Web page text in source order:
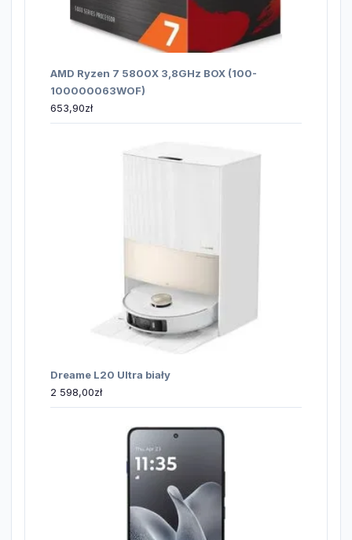
AMD Ryzen 7 5800X 3,8GHz BOX (100-
100000063WOF)
653,90zł
Dreame L20 Ultra biały
2 598,00zł